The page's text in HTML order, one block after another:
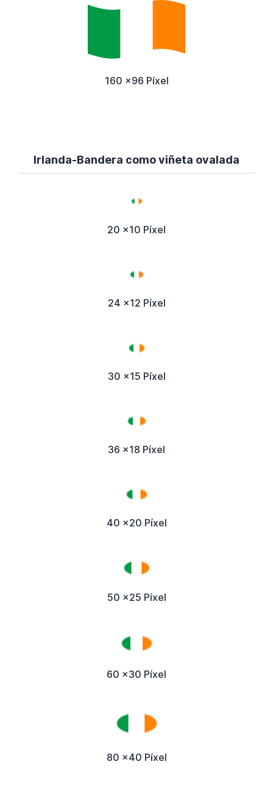
160 x96 Píxel
Irlanda-Bandera como viñeta ovalada
20 x10 Píxel
24 x12 Píxel
30 x15 Píxel
36 x18 Píxel
40 x20 Píxel
50 x25 Píxel
60 x30 Píxel
80 x40 Píxel